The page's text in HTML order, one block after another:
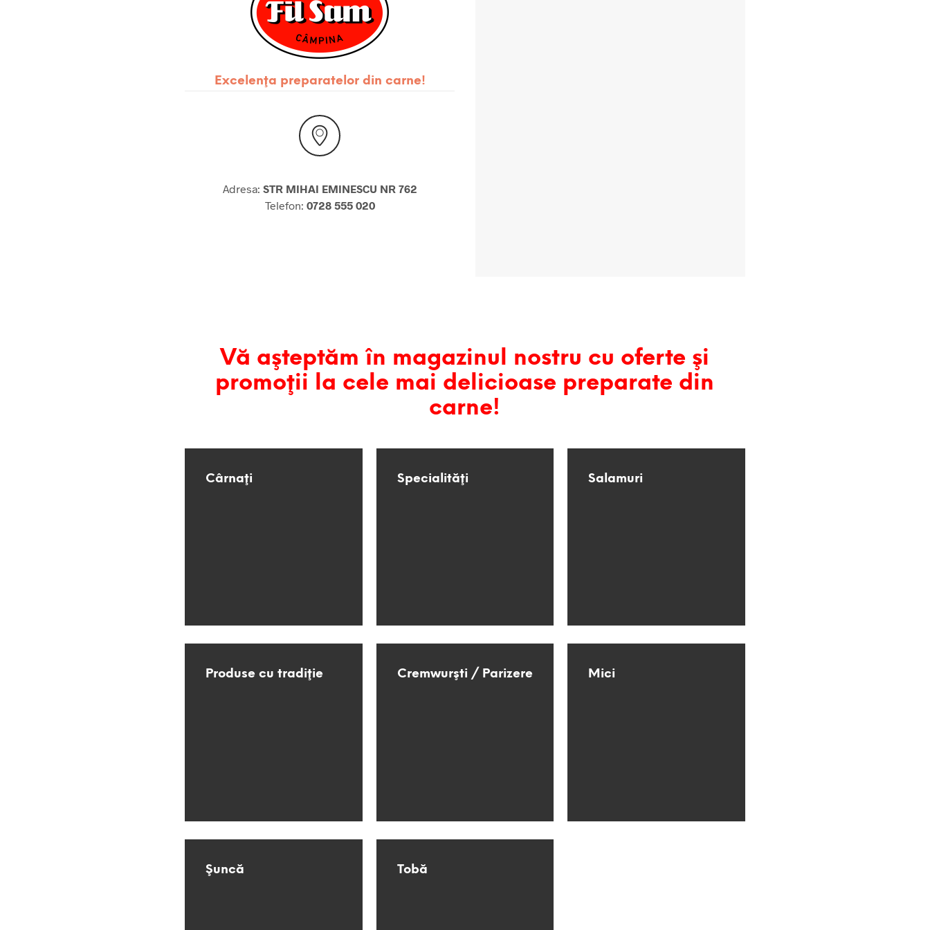
Excelenţa preparatelor din carne!
Adresa: STR MIHAI EMINESCU NR 762
Telefon: 0728 555 020
Vă aşteptăm în magazinul nostru cu oferte şi
promoţii la cele mai delicioase preparate din
carne!
Cârnaţi Specialităţi Salamuri
Produse cu tradiţie Cremwurşti / Parizere Mici
Şuncă Tobă